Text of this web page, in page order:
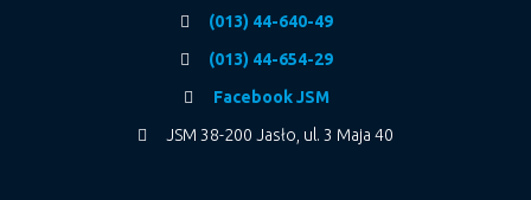
(013) 44-640-49
(013) 44-654-29
Facebook JSM
JSM 38-200 Jasło, ul. 3 Maja 40